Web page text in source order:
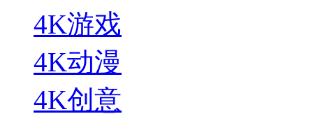
4K游戏
4K动漫
4K创意